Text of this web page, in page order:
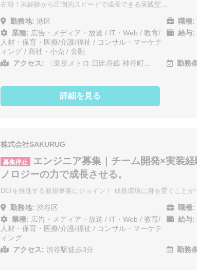
在籍！未経験から圧倒的スピードで成長できる実践型…
勤務地: 港区 職種:
業種: 広告・メディア・放送 / IT・Web / 教育/
人材・保育・医療/介護/福祉 / コンサル・マーケテ
ィング/ 商社・小売 / 金融
給与:
アクセス: 〈東京メトロ 日比谷線 神谷町… 勤務
詳細を見る
株式会社SAKURUG
募集停止
エンジニア募集｜チーム開発×実装
ノロジーの力で成長させる。
DEIを推進する新規事業にジョイン！ 成長環境に身を置くこと
勤務地: 渋谷区 職種:
業種: 広告・メディア・放送 / IT・Web / 教育/
人材・保育・医療/介護/福祉 / コンサル・マーケテ
ィング
給与:
アクセス: 渋谷駅徒歩3分 勤務